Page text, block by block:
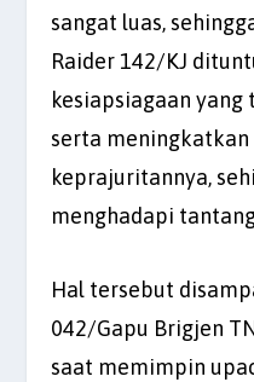
sangat luas,
Raider 142/KJ
kesiapsiagaan
serta
keprajuritannya,
menghadapi
Hal tersebut
042/Gapu Brigjen
saat memimpin